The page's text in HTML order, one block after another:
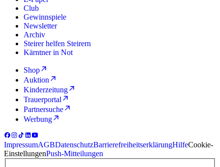
Club
Gewinnspiele
Newsletter
Archiv
Steirer helfen Steirern
Kärntner in Not
Shop
Auktion
Kinderzeitung
Trauerportal
Partnersuche
Werbung
ImpressumAGBDatenschutzBarrierefreiheitserklärungHilfeCookie-
EinstellungenPush-Mitteilungen